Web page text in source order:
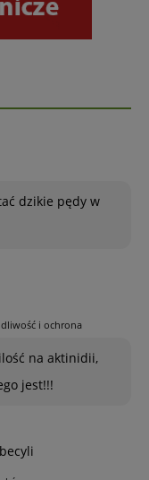
dzikie pędy w
i ochrona
na aktinidii,
jest!!!